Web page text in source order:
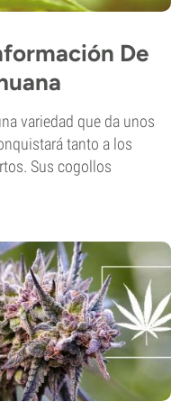
De
variedad que da unos
tanto a los
Sus cogollos